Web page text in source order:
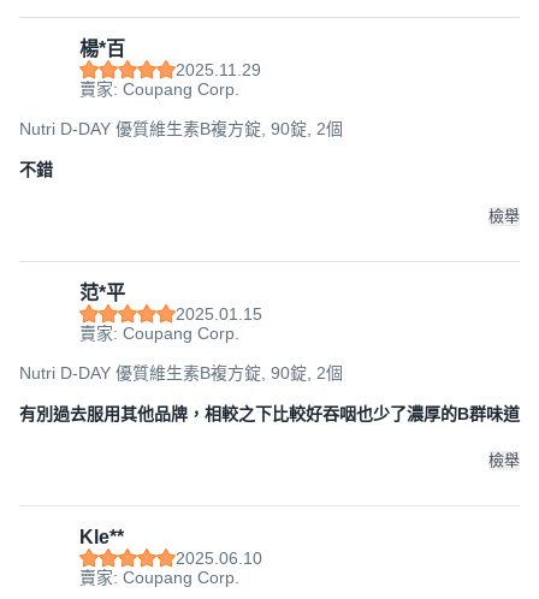
楊*百
2025.11.29
賣家: Coupang Corp.
Nutri D-DAY 優質維生素B複方錠, 90錠, 2個
不錯
檢舉
范*平
2025.01.15
賣家: Coupang Corp.
Nutri D-DAY 優質維生素B複方錠, 90錠, 2個
有別過去服用其他品牌，相較之下比較好吞咽也少了濃厚的B群味道
檢舉
Kle**
2025.06.10
賣家: Coupang Corp.